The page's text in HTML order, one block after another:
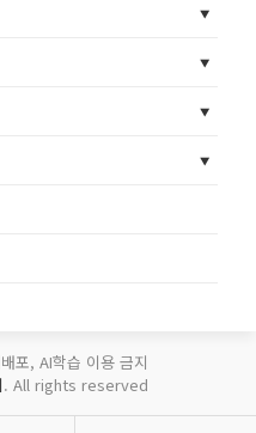
포, AI학습 이용 금지
. All rights reserved